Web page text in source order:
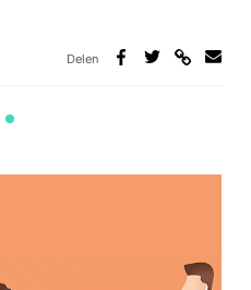
Delen